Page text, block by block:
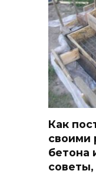
Как
своими
бетона